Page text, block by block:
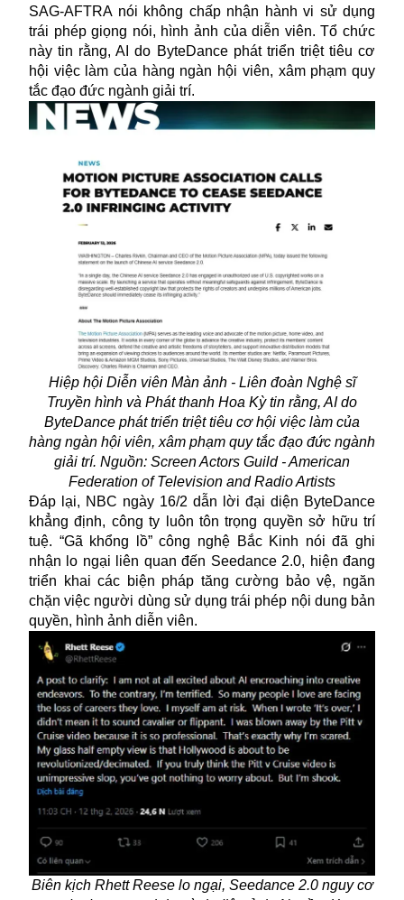
SAG-AFTRA nói không chấp nhận hành vi sử dụng
trái phép giọng nói, hình ảnh của diễn viên. Tổ chức
này tin rằng, AI do ByteDance phát triển triệt tiêu cơ
hội việc làm của hàng ngàn hội viên, xâm phạm quy
tắc đạo đức ngành giải trí.
Hiệp hội Diễn viên Màn ảnh - Liên đoàn Nghệ sĩ
Truyền hình và Phát thanh Hoa Kỳ tin rằng, AI do
ByteDance phát triển triệt tiêu cơ hội việc làm của
hàng ngàn hội viên, xâm phạm quy tắc đạo đức ngành
giải trí. Nguồn: Screen Actors Guild - American
Federation of Television and Radio Artists
Đáp lại, NBC ngày 16/2 dẫn lời đại diện ByteDance
khẳng định, công ty luôn tôn trọng quyền sở hữu trí
tuệ. “Gã khổng lồ” công nghệ Bắc Kinh nói đã ghi
nhận lo ngại liên quan đến Seedance 2.0, hiện đang
triển khai các biện pháp tăng cường bảo vệ, ngăn
chặn việc người dùng sử dụng trái phép nội dung bản
quyền, hình ảnh diễn viên.
Biên kịch Rhett Reese lo ngại, Seedance 2.0 nguy cơ